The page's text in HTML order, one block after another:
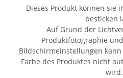
Dieses Produkt können sie
besticken
Auf Grund der
Produktfotographie
Bildschirmeinstellungen
Farbe des Produktes nicht
wird.